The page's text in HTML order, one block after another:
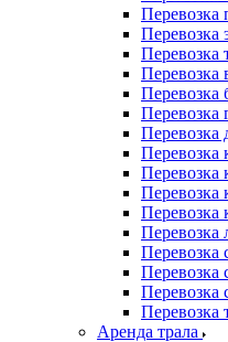
Перевозка
Перевозка
Перевозка
Перевозка
Перевозка
Перевозка
Перевозка
Перевозка
Перевозка
Перевозка
Перевозка
Перевозка
Перевозка
Перевозка
Перевозка
Перевозка
Аренда трала